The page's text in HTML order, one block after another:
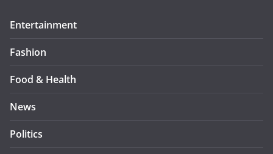
Entertainment
Fashion
Food & Health
News
Politics